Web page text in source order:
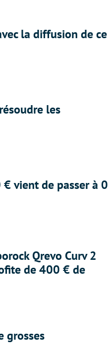
la diffusion de ce
les
vient de passer à 0
Qrevo Curv 2
de 400 € de
grosses